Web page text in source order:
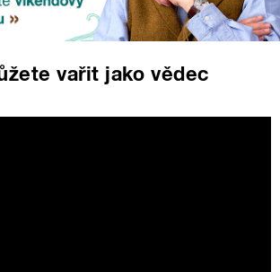
vařit jako vědec